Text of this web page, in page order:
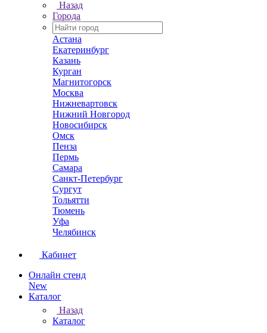
Назад
Города
Астана
Екатеринбург
Казань
Курган
Магнитогорск
Москва
Нижневартовск
Нижний Новгород
Новосибирск
Омск
Пенза
Пермь
Самара
Санкт-Петербург
Сургут
Тольятти
Тюмень
Уфа
Челябинск
Кабинет
Онлайн стенд
New
Каталог
Назад
Каталог